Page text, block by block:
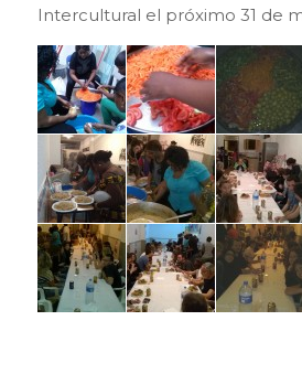
Intercultural el próximo 31 de